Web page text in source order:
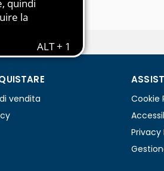
vendita
Cookie
Privacy